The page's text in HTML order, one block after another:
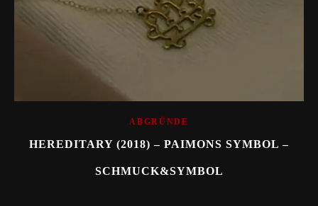
ABGRÜNDE
HEREDITARY (2018) – PAIMONS SYMBOL –
SCHMUCK&SYMBOL